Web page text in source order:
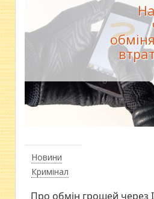
Новини
Кримінал
Про обмін грошей через